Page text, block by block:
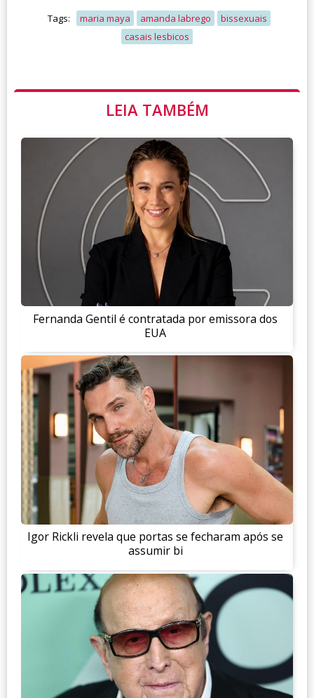
Tags: maria maya amanda labrego
bissexuais
casais lesbicos
LEIA TAMBÉM
Fernanda Gentil é contratada por emissora dos
EUA
Igor Rickli revela que portas se fecharam após se
assumir bi